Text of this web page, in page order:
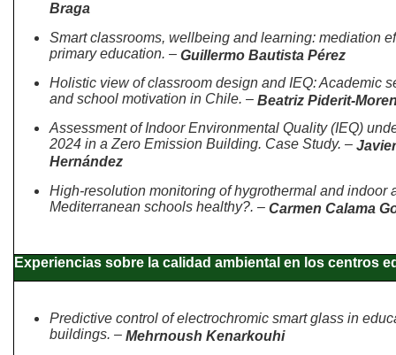
Braga
Smart classrooms, wellbeing and learning: mediation
primary education. – Guillermo Bautista Pérez
Holistic view of classroom design and IEQ: Academic
and school motivation in Chile. – Beatriz Piderit-
Assessment of Indoor Environmental Quality (IEQ)
2024 in a Zero Emission Building. Case Study. –
Hernández
High-resolution monitoring of hygrothermal and indoor
Mediterranean schools healthy?. – Carmen Calama
Experiencias sobre la calidad ambiental en los centros
Predictive control of electrochromic smart glass in
buildings. – Mehrnoush Kenarkouhi